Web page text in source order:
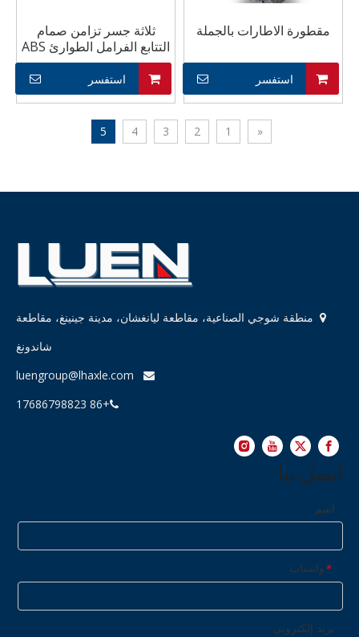
مقطورة الاطارات بالجملة
استفسر
ثلاثة جسر تزامن صمام
التتابع الفرامل الطوارئ ABS
المضادة للقفل الملحقات
استفسر
«
1
2
3
4
5

منطقة شوجي الصناعية، مقاطعة ليانغشان، مدينة جينينغ، مقاطعة
شاندونغ

luengroup@lhaxle.com

+86 17686798823
اتصل بنا
اسم
*واتساب
بريد إلكتروني